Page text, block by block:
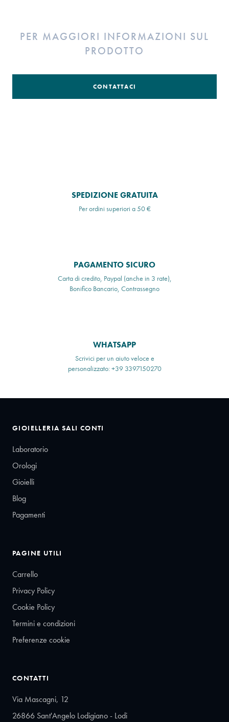
PER MAGGIORI INFORMAZIONI SUL
PRODOTTO
CONTATTACI
SPEDIZIONE GRATUITA
Per ordini superiori a 50 €
PAGAMENTO SICURO
Carta di credito, Paypal (anche in 3 rate),
Bonifico Bancario, Contrassegno
WHATSAPP
Scrivici per un aiuto veloce e
personalizzato: +39 3397150270
GIOIELLERIA SALI CONTI
Laboratorio
Orologi
Gioielli
Blog
Pagamenti
PAGINE UTILI
Carrello
Privacy Policy
Cookie Policy
Termini e condizioni
Preferenze cookie
CONTATTI
Via Mascagni, 12
26866 Sant'Angelo Lodigiano - Lodi